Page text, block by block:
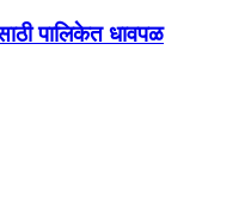
पालिकेत धावपळ